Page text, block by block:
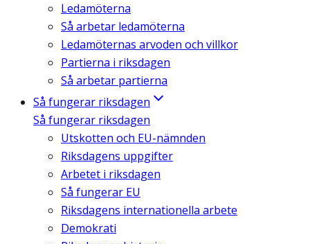
Ledamöterna
Så arbetar ledamöterna
Ledamöternas arvoden och villkor
Partierna i riksdagen
Så arbetar partierna
Så fungerar riksdagen
Så fungerar riksdagen
Utskotten och EU-nämnden
Riksdagens uppgifter
Arbetet i riksdagen
Så fungerar EU
Riksdagens internationella arbete
Demokrati